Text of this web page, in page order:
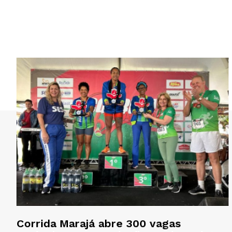
Corrida Marajá abre 300 vagas